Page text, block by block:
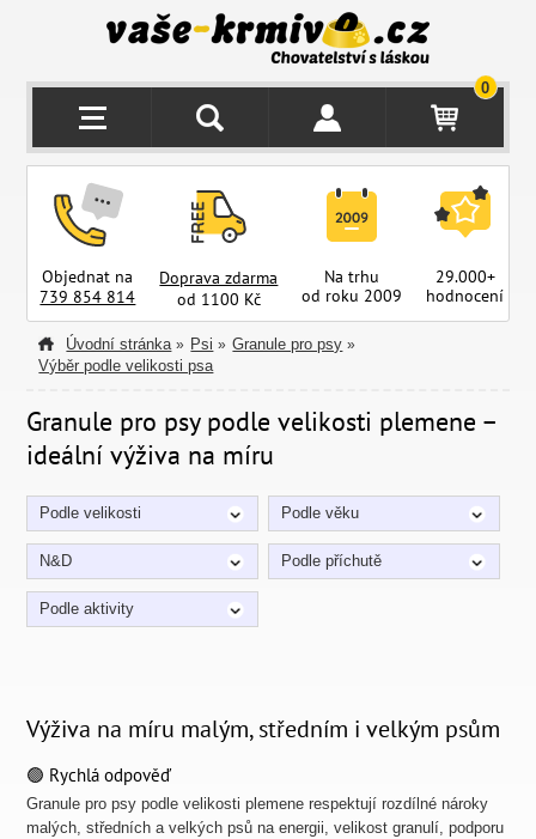
0
Objednat na
739 854 814
Doprava zdarma
od 1100 Kč
Na trhu
od roku 2009
29.000+
hodnocení
Úvodní stránka » Psi » Granule pro psy »
Výběr podle velikosti psa
Granule pro psy podle velikosti plemene –
ideální výživa na míru
Podle velikosti Podle věku
N&D Podle příchutě
Podle aktivity
Výživa na míru malým, středním i velkým psům
🟢 Rychlá odpověď
Granule pro psy podle velikosti plemene respektují rozdílné nároky
malých, středních a velkých psů na energii, velikost granulí, podporu